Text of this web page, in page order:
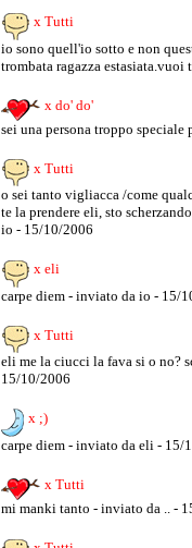
x Tutti
io sono quell'io sotto e non
trombata ragazza
x do' do'
sei una persona troppo
x Tutti
o sei tanto vigliacca /come
te la prendere eli, sto
io - 15/10/2006
x eli
carpe diem - inviato da io - 15/
x Tutti
eli me la ciucci la fava si o no?
15/10/2006
x ;)
carpe diem - inviato da eli - 15/
x Tutti
mi manki tanto - inviato da .. -